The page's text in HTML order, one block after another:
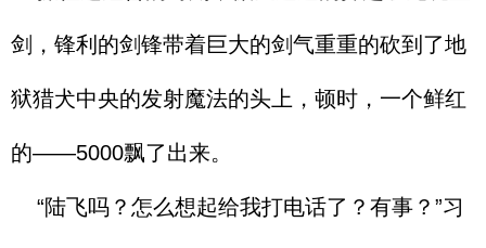
剑，锋利的剑锋带着巨大的剑气重重的砍到了地
狱猎犬中央的发射魔法的头上，顿时，一个鲜红
的——5000飘了出来。
“陆飞吗？怎么想起给我打电话了？有事？”习